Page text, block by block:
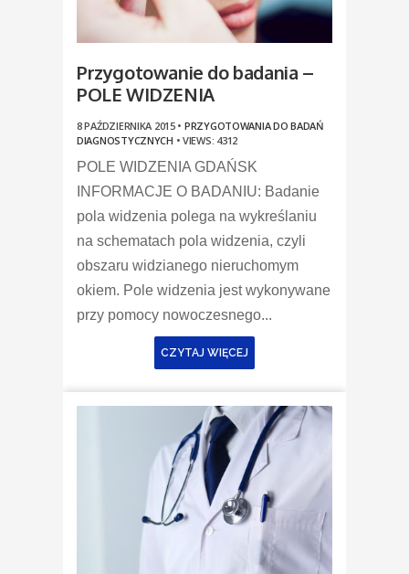
Przygotowanie do badania –
POLE WIDZENIA
8 PAŹDZIERNIKA 2015 • PRZYGOTOWANIA DO BADAŃ
DIAGNOSTYCZNYCH •VIEWS: 4312
POLE WIDZENIA GDAŃSK
INFORMACJE O BADANIU: Badanie
pola widzenia polega na wykreślaniu
na schematach pola widzenia, czyli
obszaru widzianego nieruchomym
okiem. Pole widzenia jest wykonywane
przy pomocy nowoczesnego...
CZYTAJ WIĘCEJ